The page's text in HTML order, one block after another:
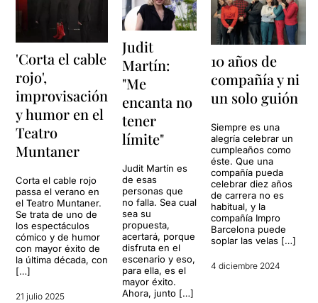
'Corta el cable
rojo',
improvisación
y humor en el
Teatro
Muntaner
Corta el cable rojo
passa el verano en
el Teatro Muntaner.
Se trata de uno de
los espectáculos
cómico y de humor
con mayor éxito de
la última década, con
[…]
21 julio 2025
Judit
Martín:
"Me
encanta no
tener
límite"
Judit Martín es
de esas
personas que
no falla. Sea cual
sea su
propuesta,
acertará, porque
disfruta en el
escenario y eso,
para ella, es el
mayor éxito.
Ahora, junto […]
10 años de
compañía y ni
un solo guión
Siempre es una
alegría celebrar un
cumpleaños como
éste. Que una
compañía pueda
celebrar diez años
de carrera no es
habitual, y la
compañía Impro
Barcelona puede
soplar las velas […]
4 diciembre 2024